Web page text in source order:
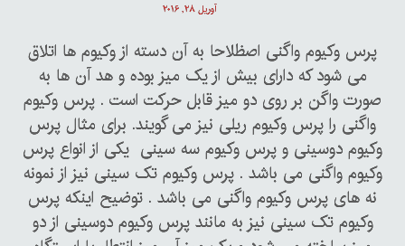
آوریل ۲۸, ۲۰۱۶
پرس وکیوم واگنی اصظلاحا به آن دسته از وکیوم ها اتلاق
می شود که دارای بیش از یک میز بوده و هد آن ها به
صورت واگن بر روی دو میز قابل حرکت است . پرس وکیوم
واگنی را پرس وکیوم ریلی نیز می گویند. برای مثال پرس
وکیوم دوسینی و پرس وکیوم سه سینی یکی از انواع پرس
وکیوم واگنی می باشد . پرس وکیوم تک سینی نیز از نمونه
نه های پرس وکیوم واگنی می باشد . توضیح اینکه پرس
وکیوم تک سینی نیز به مانند پرس وکیوم دوسینی از دو